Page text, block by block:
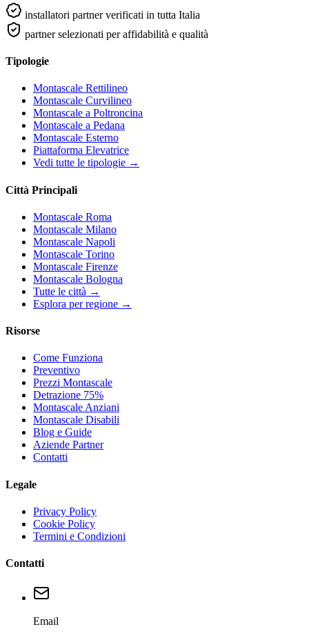
installatori partner verificati in tutta Italia
partner selezionati per affidabilità e qualità
Tipologie
Montascale Rettilineo
Montascale Curvilineo
Montascale a Poltroncina
Montascale a Pedana
Montascale Esterno
Piattaforma Elevatrice
Vedi tutte le tipologie →
Città Principali
Montascale Roma
Montascale Milano
Montascale Napoli
Montascale Torino
Montascale Firenze
Montascale Bologna
Tutte le città →
Esplora per regione →
Risorse
Come Funziona
Preventivo
Prezzi Montascale
Detrazione 75%
Montascale Anziani
Montascale Disabili
Blog e Guide
Aziende Partner
Contatti
Legale
Privacy Policy
Cookie Policy
Termini e Condizioni
Contatti
Email